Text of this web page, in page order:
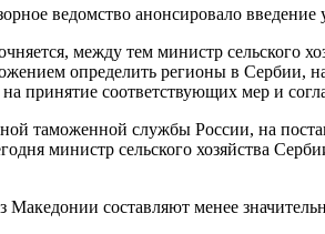
ведомство анонсировало
между тем министр сельского
определить регионы в Сербии,
принятие соответствующих мер и
таможенной службы России, на
министр сельского хозяйства
Македонии составляют менее